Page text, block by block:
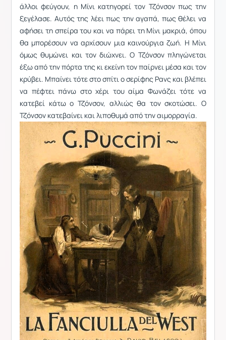
άλλοι φεύγουν, η Μίνι κατηγορεί τον Τζόνσον πως την
ξεγέλασε. Αυτός της λέει πως την αγαπά, πως θέλει να
αφήσει τη σπείρα του και να πάρει τη Μίνι μακριά, όπου
θα μπορέσουν να αρχίσουν μια καινούργια ζωή. Η Μίνι
όμως θυμώνει και τον διώχνει. Ο Τζόνσον πληγώνεται
έξω από την πόρτα της κι εκείνη τον παίρνει μέσα και τον
κρύβει. Μπαίνει τότε στο σπίτι ο σερίφης Ρανς και βλέπει
να πέφτει πάνω στο χέρι του αίμα Φωνάζει τότε να
κατεβεί κάτω ο Τζόνσον, αλλιώς θα τον σκοτώσει. Ο
Τζόνσον κατεβαίνει και λιποθυμά από την αιμορραγία.